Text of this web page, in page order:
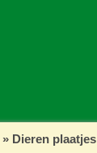
» Dieren plaatjes